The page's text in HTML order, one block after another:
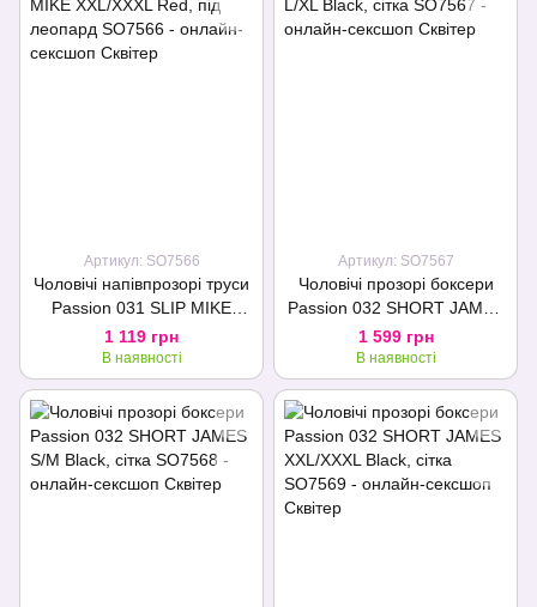
Артикул: SO7566
Чоловічі напівпрозорі труси
Passion 031 SLIP MIKE
XXL/XXXL Red, під леопард
1 119 грн
В наявності
Артикул: SO7567
Чоловічі прозорі боксери
Passion 032 SHORT JAMES
L/XL Black, сітка
1 599 грн
В наявності